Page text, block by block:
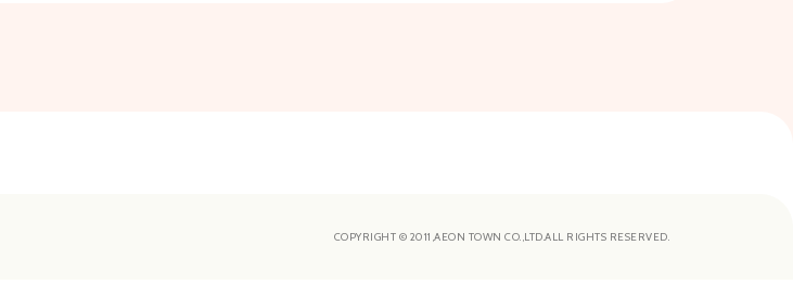
COPYRIGHT © 2011,AEON TOWN CO.,LTD.ALL RIGHTS RESERVED.